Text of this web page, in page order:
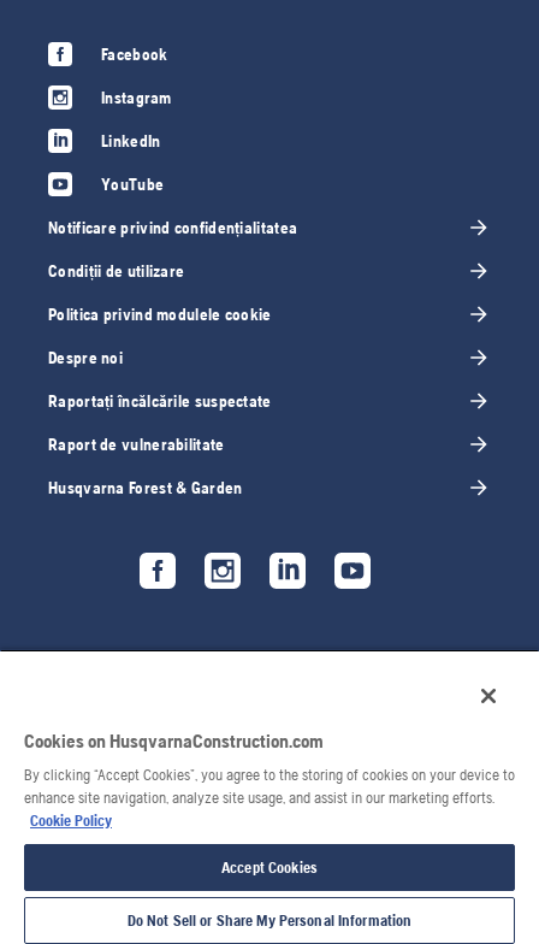
Facebook
Instagram
LinkedIn
YouTube
Notificare privind confidențialitatea
Condiții de utilizare
Politica privind modulele cookie
Despre noi
Raportați încălcările suspectate
Raport de vulnerabilitate
Husqvarna Forest & Garden
© 2026 Husqvarna AB. Toate drepturile rezervate.
Cookies on HusqvarnaConstruction.com
By clicking “Accept Cookies”, you agree to the storing of cookies on your device to
enhance site navigation, analyze site usage, and assist in our marketing efforts.
Cookie Policy
Accept Cookies
Do Not Sell or Share My Personal Information